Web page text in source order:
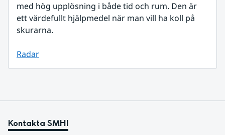
med hög upplösning i både tid och rum. Den är
ett värdefullt hjälpmedel när man vill ha koll på
skurarna.
Radar
Kontakta SMHI